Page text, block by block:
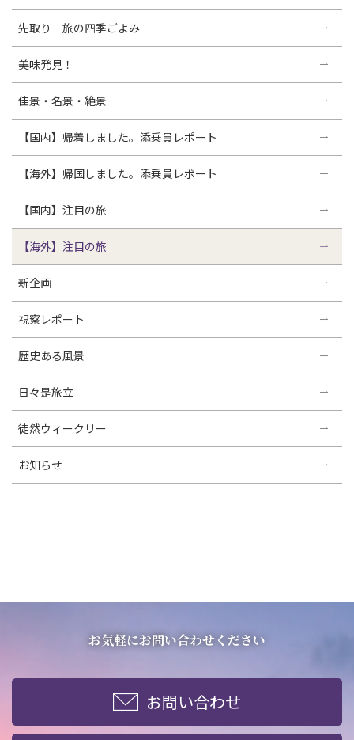
先取り 旅の四季ごよみ
美味発見！
佳景・名景・絶景
【国内】帰着しました。添乗員レポート
【海外】帰国しました。添乗員レポート
【国内】注目の旅
【海外】注目の旅
新企画
視察レポート
歴史ある風景
日々是旅立
徒然ウィークリー
お知らせ
お気軽にお問い合わせください
お問い合わせ